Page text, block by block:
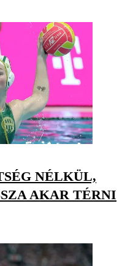
NÉLKÜL,
AKAR TÉRNI